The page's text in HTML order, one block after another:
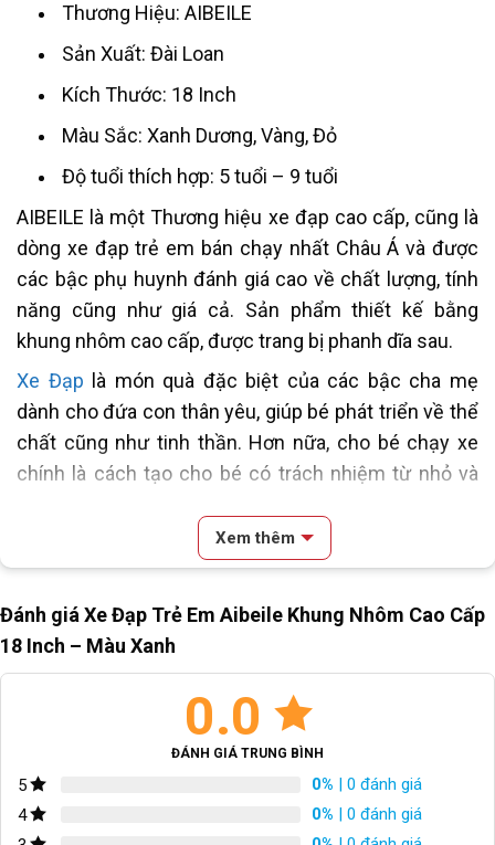
Thương Hiệu: AIBEILE
Sản Xuất: Đài Loan
Kích Thước: 18 Inch
Màu Sắc: Xanh Dương, Vàng, Đỏ
Độ tuổi thích hợp: 5 tuổi – 9 tuổi
AIBEILE là một Thương hiệu xe đạp cao cấp, cũng là
dòng xe đạp trẻ em bán chạy nhất Châu Á và được
các bậc phụ huynh đánh giá cao về chất lượng, tính
năng cũng như giá cả. Sản phẩm thiết kế bằng
khung nhôm cao cấp, được trang bị phanh dĩa sau.
Xe Đạp là món quà đặc biệt của các bậc cha mẹ
dành cho đứa con thân yêu, giúp bé phát triển về thể
chất cũng như tinh thần. Hơn nữa, cho bé chạy xe
chính là cách tạo cho bé có trách nhiệm từ nhỏ và
[table id=181 /]
Block"hinh-anh-dia-chi-chan-trang-san-pham"not found
SKU:18N3-X
Xem thêm
Đánh giá Xe Đạp Trẻ Em Aibeile Khung Nhôm Cao Cấp
18 Inch – Màu Xanh
0.0
ĐÁNH GIÁ TRUNG BÌNH
5 0% | 0 đánh giá
4
0% | 0 đánh giá